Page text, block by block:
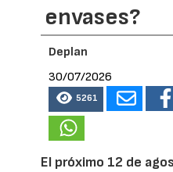
envases?
Deplan
30/07/2026
5261
El próximo 12 de